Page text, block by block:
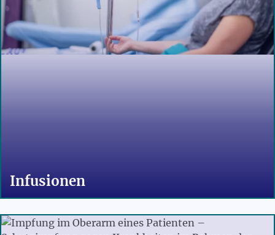
Infusionen